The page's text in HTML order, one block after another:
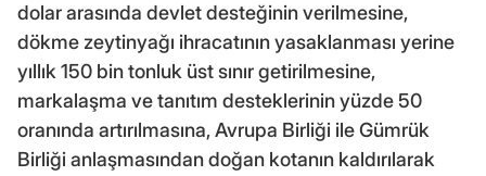
dolar arasında devlet desteğinin verilmesine,
dökme zeytinyağı ihracatının yasaklanması yerine
yıllık 150 bin tonluk üst sınır getirilmesine,
markalaşma ve tanıtım desteklerinin yüzde 50
oranında artırılmasına, Avrupa Birliği ile Gümrük
Birliği anlaşmasından doğan kotanın kaldırılarak